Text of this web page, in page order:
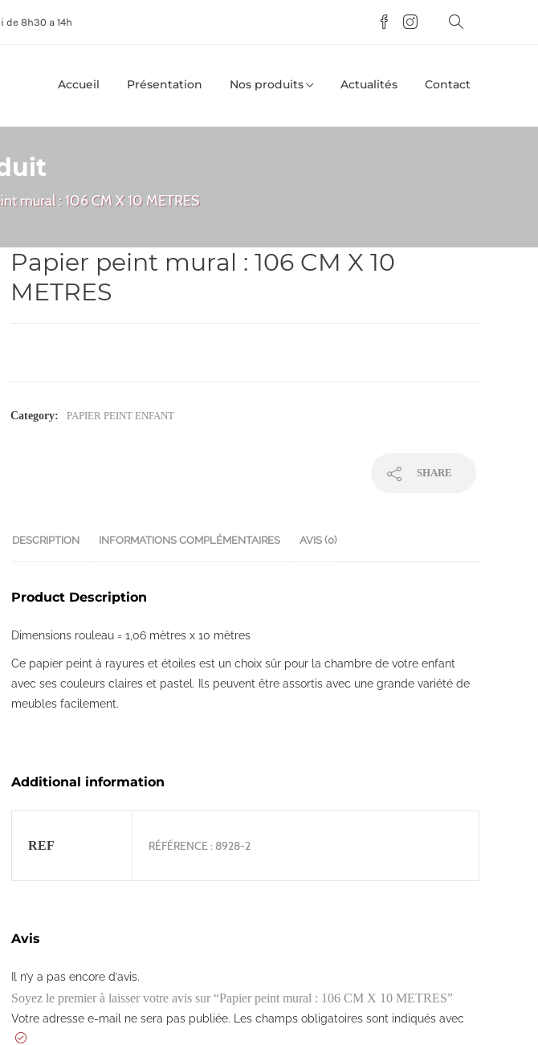
de 8h30 a 14h
Accueil Présentation Nos produits Actualités Contact
mural : 106 CM X 10 METRES
Papier peint mural : 106 CM X 10
METRES
Category: PAPIER PEINT ENFANT
SHARE
DESCRIPTION INFORMATIONS COMPLÉMENTAIRES AVIS (0)
Product Description
Dimensions rouleau = 1,06 mètres x 10 mètres
Ce papier peint à rayures et étoiles est un choix sûr pour la chambre de votre enfant
avec ses couleurs claires et pastel. Ils peuvent être assortis avec une grande variété de
meubles facilement.
Additional information
REF RÉFÉRENCE : 8928-2
Avis
Il n’y a pas encore d’avis.
Soyez le premier à laisser votre avis sur “Papier peint mural : 106 CM X 10 METRES”
Votre adresse e-mail ne sera pas publiée. Les champs obligatoires sont indiqués avec